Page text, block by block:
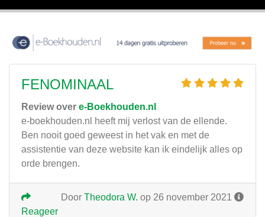
FENOMINAAL
Review over e-Boekhouden.nl
e-boekhouden.nl heeft mij verlost van de ellende.
Ben nooit goed geweest in het vak en met de
assistentie van deze website kan ik eindelijk alles op
orde brengen.
Door Theodora W. op 26 november 2021
Reageer